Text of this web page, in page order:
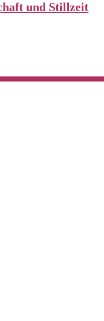
und Stillzeit